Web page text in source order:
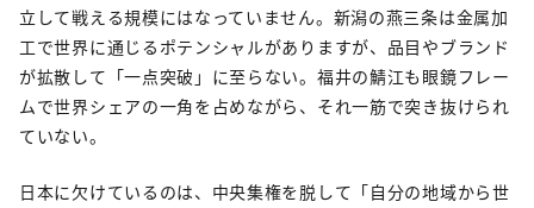
立して戦える規模にはなっていません。新潟の燕三条は金属加
工で世界に通じるポテンシャルがありますが、品目やブランド
が拡散して「一点突破」に至らない。福井の鯖江も眼鏡フレー
ムで世界シェアの一角を占めながら、それ一筋で突き抜けられ
ていない。
日本に欠けているのは、中央集権を脱して「自分の地域から世